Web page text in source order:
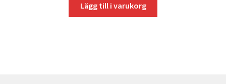
Lägg till i varukorg